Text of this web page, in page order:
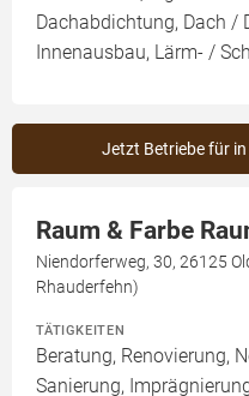
Dachabdichtung, Dach /
Innenausbau, Lärm- /
Jetzt Betriebe für
Raum & Farbe
Niendorferweg, 30, 26125
Rhauderfehn)
TÄTIGKEITEN
Beratung, Renovierung,
Sanierung,